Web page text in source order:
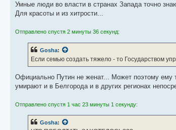
Умные люди во власти в странах Запада точно
Для красоты и из хитрости...
Отправлено спустя 2 минуты 36 секунд:
Gosha:
Если семью создать тяжело - то Государством
Официально Путин не женат... Может поэтому ему
умирают и в Белгорода и в других регионах
Отправлено спустя 1 час 23 минуты 1 секунду:
Gosha: